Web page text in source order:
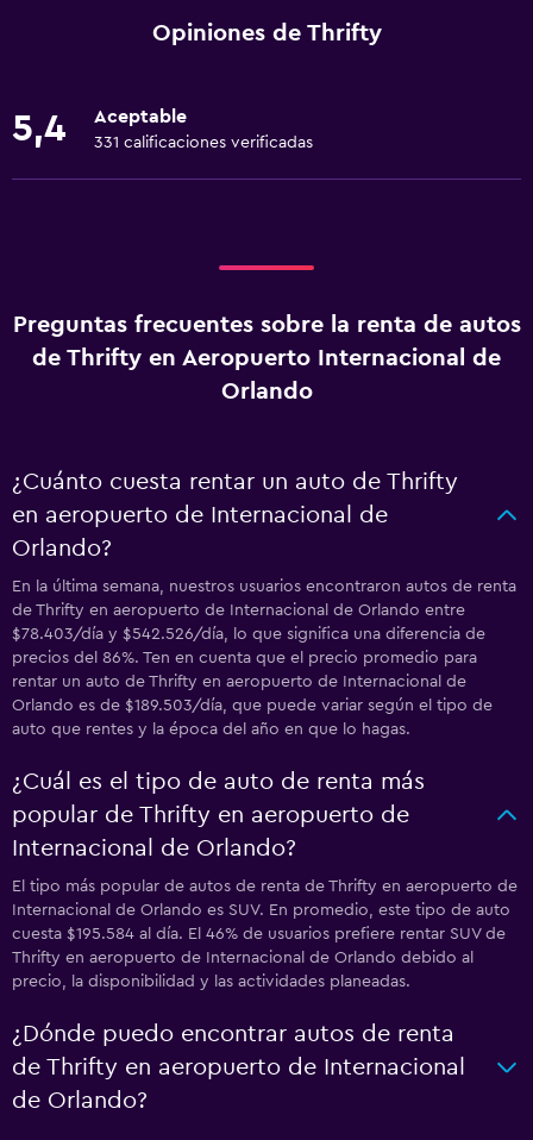
Opiniones de Thrifty
5,4 Aceptable
331 calificaciones verificadas
Preguntas frecuentes sobre la renta de autos
de Thrifty en Aeropuerto Internacional de
Orlando
¿Cuánto cuesta rentar un auto de Thrifty
en aeropuerto de Internacional de
Orlando?
En la última semana, nuestros usuarios encontraron autos de renta
de Thrifty en aeropuerto de Internacional de Orlando entre
$78.403/día y $542.526/día, lo que significa una diferencia de
precios del 86%. Ten en cuenta que el precio promedio para
rentar un auto de Thrifty en aeropuerto de Internacional de
Orlando es de $189.503/día, que puede variar según el tipo de
auto que rentes y la época del año en que lo hagas.
¿Cuál es el tipo de auto de renta más
popular de Thrifty en aeropuerto de
Internacional de Orlando?
El tipo más popular de autos de renta de Thrifty en aeropuerto de
Internacional de Orlando es SUV. En promedio, este tipo de auto
cuesta $195.584 al día. El 46% de usuarios prefiere rentar SUV de
Thrifty en aeropuerto de Internacional de Orlando debido al
precio, la disponibilidad y las actividades planeadas.
¿Dónde puedo encontrar autos de renta
de Thrifty en aeropuerto de Internacional
de Orlando?